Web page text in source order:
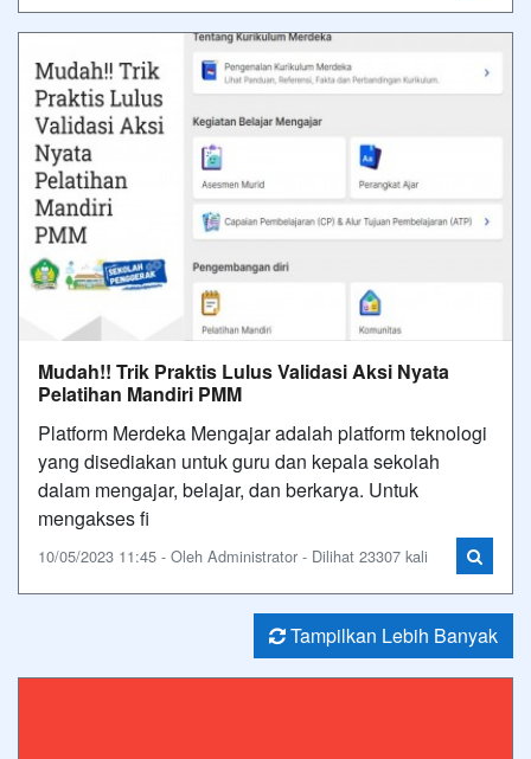
Mudah!! Trik Praktis Lulus Validasi Aksi Nyata
Pelatihan Mandiri PMM
Platform Merdeka Mengajar adalah platform teknologi
yang disediakan untuk guru dan kepala sekolah
dalam mengajar, belajar, dan berkarya. Untuk
mengakses fi
10/05/2023 11:45 - Oleh Administrator - Dilihat 23307 kali
Tampilkan Lebih Banyak